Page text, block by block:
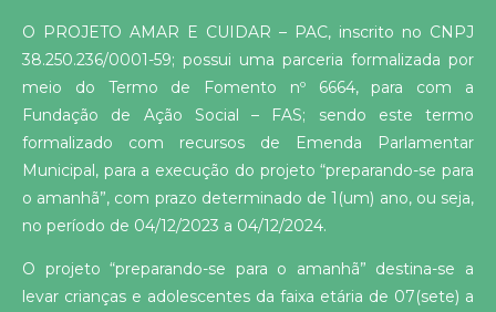
O PROJETO AMAR E CUIDAR – PAC, inscrito no CNPJ
38.250.236/0001-59; possui uma parceria formalizada por
meio do Termo de Fomento nº 6664, para com a
Fundação de Ação Social – FAS; sendo este termo
formalizado com recursos de Emenda Parlamentar
Municipal, para a execução do projeto “preparando-se para
o amanhã”, com prazo determinado de 1(um) ano, ou seja,
no período de 04/12/2023 a 04/12/2024.
O projeto “preparando-se para o amanhã” destina-se a
levar crianças e adolescentes da faixa etária de 07(sete) a